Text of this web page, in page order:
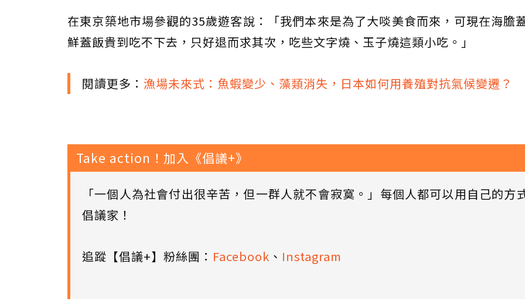
在東京築地市場參觀的35歲遊客說：「我們本來是為了大啖美食而來，可現在海膽
鮮蓋飯貴到吃不下去，只好退而求其次，吃些文字燒、玉子燒這類小吃。」
閱讀更多： 漁場未來式：魚蝦變少、藻類消失，日本如何用養殖對抗氣候變遷？
Take action！加入《倡議+》
「一個人為社會付出很辛苦，但一群人就不會寂寞。」每個人都可以用自己的方
倡議家！
追蹤【倡議+】粉絲團： Facebook 、 Instagram